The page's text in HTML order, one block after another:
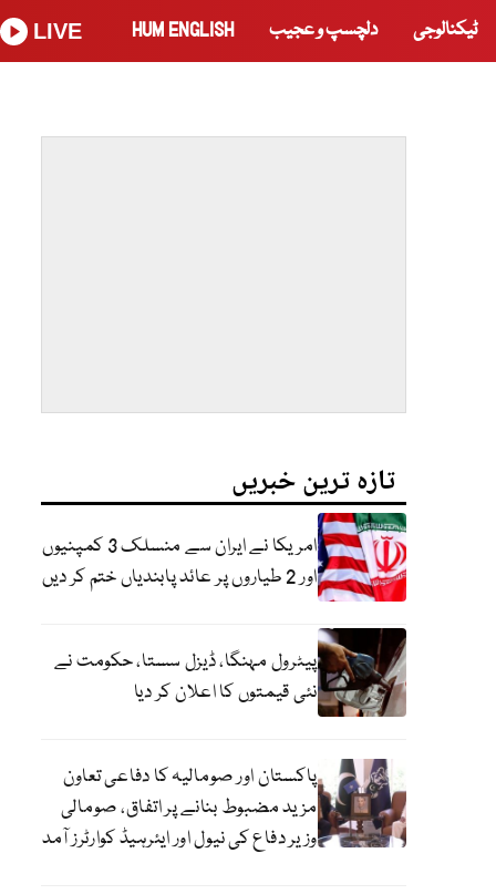
ٹیکنالوجی دلچسپ و عجیب HUM ENGLISH
LIVE
تازہ ترین خبریں
امریکا نے ایران سے منسلک 3 کمپنیوں
اور 2 طیاروں پر عائد پابندیاں ختم کر دیں
پیٹرول مہنگا، ڈیزل سستا، حکومت نے
نئی قیمتوں کا اعلان کر دیا
پاکستان اور صومالیہ کا دفاعی تعاون
مزید مضبوط بنانے پر اتفاق، صومالی
وزیر دفاع کی نیول اور ایئرہیڈ کوارٹرز آمد